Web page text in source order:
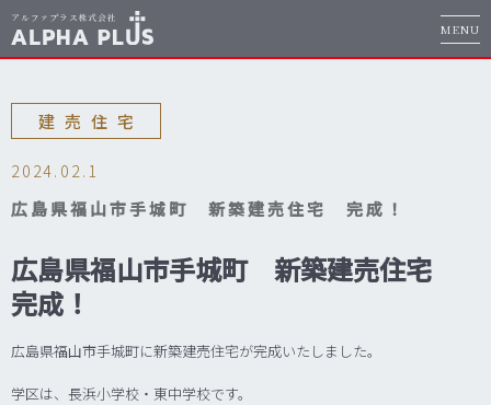
MENU
建売住宅
2024.02.1
広島県福山市手城町 新築建売住宅 完成！
広島県福山市手城町 新築建売住宅
完成！
広島県福山市手城町に新築建売住宅が完成いたしました。
学区は、長浜小学校・東中学校です。